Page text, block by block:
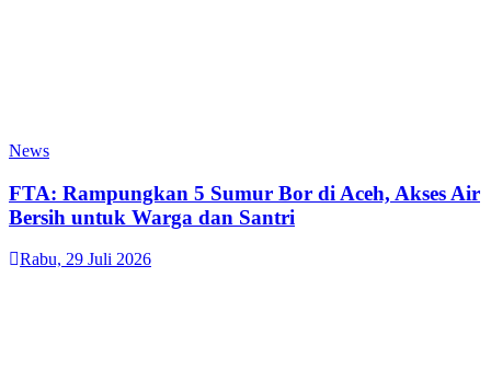
News
FTA: Rampungkan 5 Sumur Bor di Aceh, Akses Air
Bersih untuk Warga dan Santri
Rabu, 29 Juli 2026